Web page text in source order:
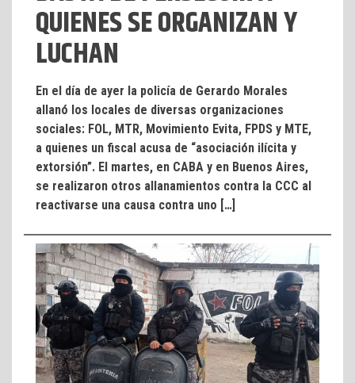
QUIENES SE ORGANIZAN Y
LUCHAN
En el día de ayer la policía de Gerardo Morales
allanó los locales de diversas organizaciones
sociales: FOL, MTR, Movimiento Evita, FPDS y MTE,
a quienes un fiscal acusa de “asociación ilícita y
extorsión”. El martes, en CABA y en Buenos Aires,
se realizaron otros allanamientos contra la CCC al
reactivarse una causa contra uno […]